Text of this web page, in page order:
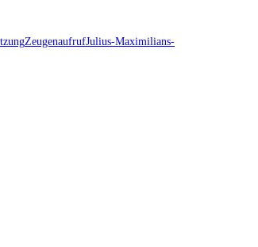
ZeugenaufrufJulius-Maximilians-